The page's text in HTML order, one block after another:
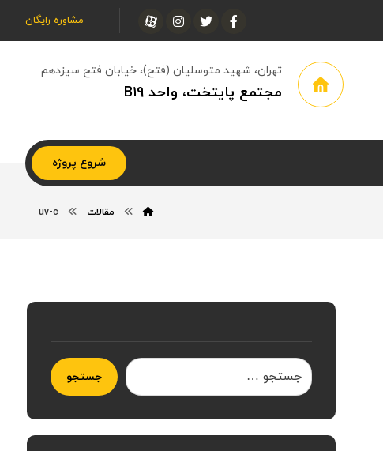
مشاوره رایگان
تهران، شهید متوسلیان (فتح)، خیابان فتح سیزدهم
مجتمع پایتخت، واحد B۱۹
شروع پروژه
مقالات uv-c
جستجو